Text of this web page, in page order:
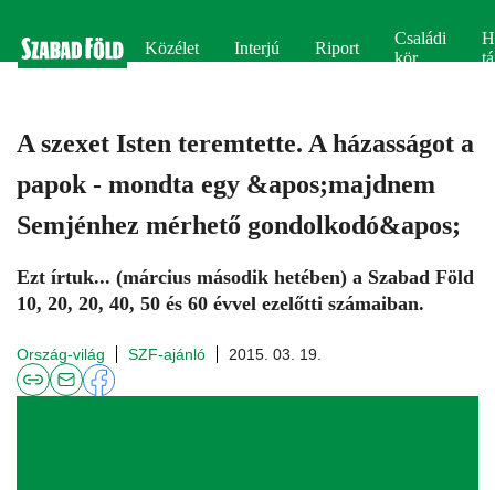
Közélet Interjú Riport
Családi
kör
A szexet Isten teremtette. A házasságot a
papok - mondta egy &apos;majdnem
Semjénhez mérhető gondolkodó&apos;
Ezt írtuk... (március második hetében) a Szabad Föld
10, 20, 20, 40, 50 és 60 évvel ezelőtti számaiban.
Ország-világ SZF-ajánló 2015. 03. 19.